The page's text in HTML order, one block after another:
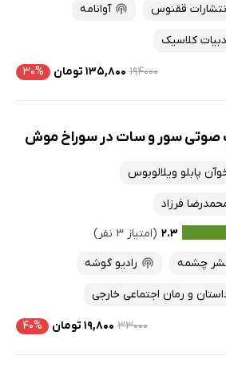
ققنوس
آوانامه
کلاسیک
۱۹۴۰۰۰ ۱۳۵,۸۰۰ تومان ۳۰%
صوتی سور و سات در سوراخ موش
پابلو ویلالوبوس
فرزاد
۲.۳ (امتیاز ۳ نفر)
چشمه
رادیو گوشه
و رمان اجتماعی خارجی
۳۳۰۰۰ ۱۹,۸۰۰ تومان ۴۰%